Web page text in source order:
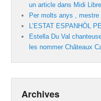
un article dans Midi
Per molts anys ,
L’ESTAT ESPANHÒL
Estella Du Val
les nommer Châteaux
Archives